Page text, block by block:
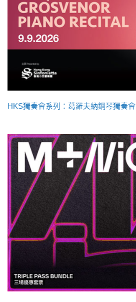
HKS獨奏會系列：葛羅夫納鋼琴獨奏會